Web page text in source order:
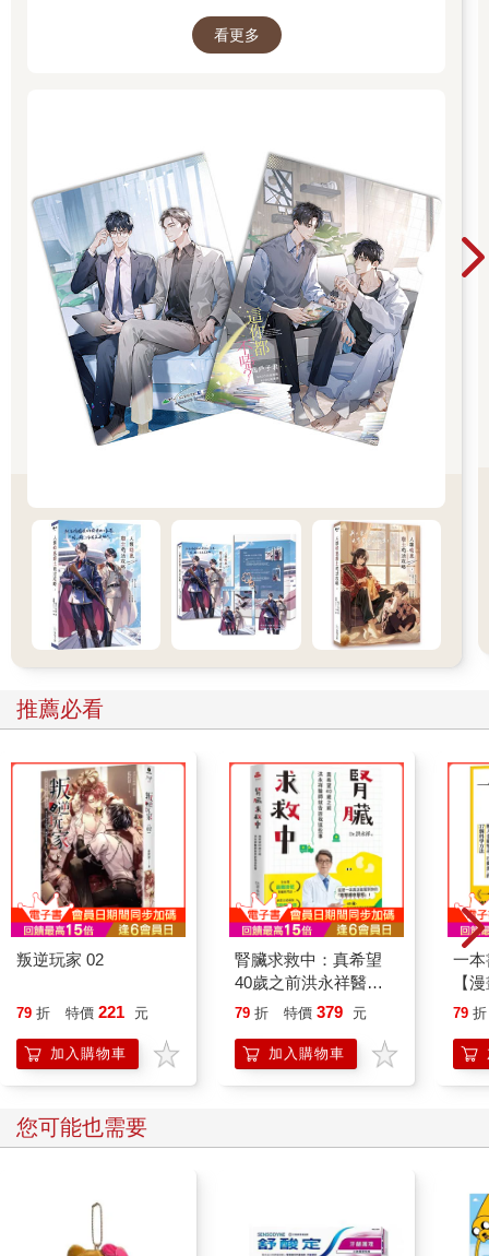
夾！單筆訂單不累贈，數量有限，送完為止！
看更多
推薦必看
叛逆玩家 02
79 折 特價 221 元
加入購物車
腎臟求救中：真希望
40歲之前洪永祥醫師
就告訴我這些事
79 折 特價 379 元
加入購物車
一
【
行
「
學方
79 折
您可能也需要